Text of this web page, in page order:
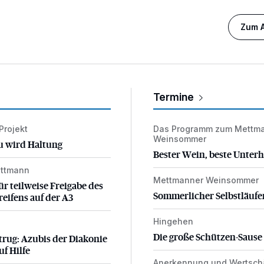
Zum
wird Haltung
wird Haltung
teilweise Freigabe des Seitenstreifens auf der A3
teilweise Freigabe des
auf der A3
Azubis der Diakonie hoffen auf Hilfe
Azubis der Diakonie
Hilfe
Termine
Bester Wein, beste
Das Programm zum
Weinsommer
Bester Wein, beste
Sommerlicher Selbstläufer
Mettmanner Weinsommer
Sommerlicher
Die große Schützen-
Hingehen
Die große Schützen-Sause